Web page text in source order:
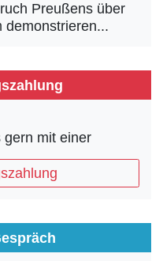
Preußens über
demonstrieren...
gern mit einer